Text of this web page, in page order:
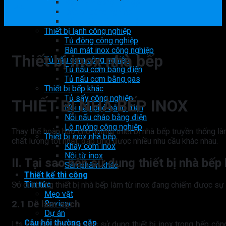
Bếp hầm công nghiệp
Thiết bị lạnh công nghiệp
Tủ đông công nghiệp
Bàn mát inox công nghiệp
Tủ nấu cơm công nghiệp
Tủ nấu cơm bằng điện
Tủ nấu cơm bằng gas
Thiết bị bếp khác
Tủ sấy công nghiệp
Nồi nấu phở bằng điện
Nồi nấu cháo bằng điện
Lò nướng công nghiệp
Thiết bị inox nhà bếp
Khay cơm inox
Nồi từ inox
Sản phẩm khác
Thiết kế thi công
Tin tức
Mẹo vặt
Review
Dự án
Câu hỏi thường gặp
Thiết bị inox nhà bếp
THIẾT BỊ NHÀ BẾP INOX
Thay thế hoàn hảo cho những thiết bị nhà bếp truyền thống
chất lượng tốt nhất, đáp ứng được nhiều nhu cầu khác nhau.
II. Tại sao nên sử dụng thiết bị nhà bếp
Sở dĩ những thiết bị nhà bếp làm từ inox đang chiếm được
2.1 Dễ làm sạch